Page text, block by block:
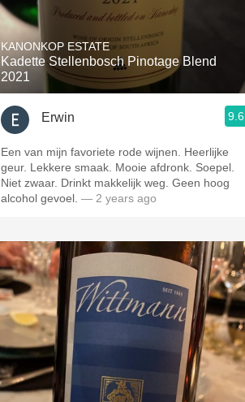
KANONKOP ESTATE
Kadette Stellenbosch Pinotage Blend
2021
Erwin 9.6
Een van mijn favoriete rode wijnen. Heerlijke
geur. Lekkere smaak. Mooie afdronk. Soepel.
Niet zwaar. Drinkt makkelijk weg. Geen hoog
alcohol gevoel. — 2 years ago